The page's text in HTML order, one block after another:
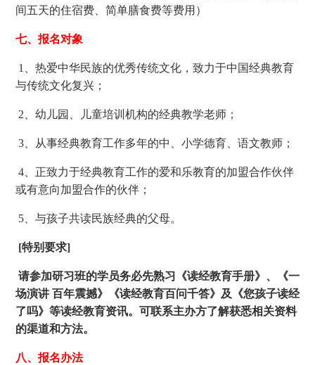
间五天的住宿费、简单膳食费等费用）
七、报名对象
1、热爱中华民族的优秀传统文化，致力于中国经典教育
与传统文化复兴；
2、幼儿园、儿童培训机构的经典教学老师；
3、从事经典教育工作多年的中、小学德育、语文教师；
4、正致力于经典教育工作的爱和乐教育的加盟合作伙伴
或有意向加盟合作的伙伴；
5、与孩子共读民族经典的父母。
[特别要求]
请参加研习班的学员务必先熟习《读经教育手册》、《一
场演讲 百年震撼》《读经教育百问千答》及《您孩子读经
了吗》等读经教育资讯。可联系主办方了解获悉相关资料
的渠道和方法。
八、报名办法